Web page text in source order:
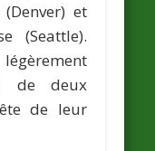
et
(Seattle).
de deux
de leur